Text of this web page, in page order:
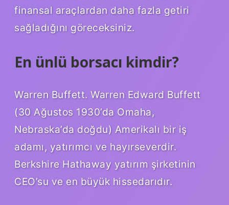
finansal araçlardan daha fazla getiri
sağladığını göreceksiniz.
En ünlü borsacı kimdir?
Warren Buffett. Warren Edward Buffett
(30 Ağustos 1930’da Omaha,
Nebraska’da doğdu) Amerikalı bir iş
adamı, yatırımcı ve hayırseverdir.
Berkshire Hathaway yatırım şirketinin
CEO’su ve en büyük hissedarıdır.